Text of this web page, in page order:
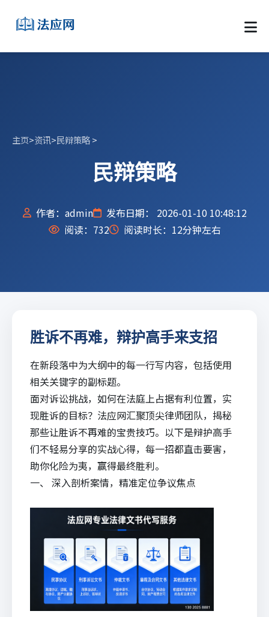
主页>资讯>民辩策略>
民辩策略
作者：admin
发布日期： 2026-01-10 10:48:12
阅读： 732 阅读时长：12分钟左右
胜诉不再难，辩护高手来支招
在新段落中为大纲中的每一行写内容，包括使用
相关关键字的副标题。
面对诉讼挑战，如何在法庭上占据有利位置，实
现胜诉的目标？ 法应网汇聚顶尖律师团队，揭秘
那些让胜诉不再难的宝贵技巧。以下是辩护高手
们不轻易分享的实战心得，每一招都直击要害，
助你化险为夷，赢得最终胜利。
一、 深入剖析案情，精准定位争议焦点